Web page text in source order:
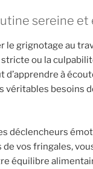
sereine et
le grignotage au
ou la
d’apprendre à
véritables besoins
déclencheurs
vos fringales,
équilibre